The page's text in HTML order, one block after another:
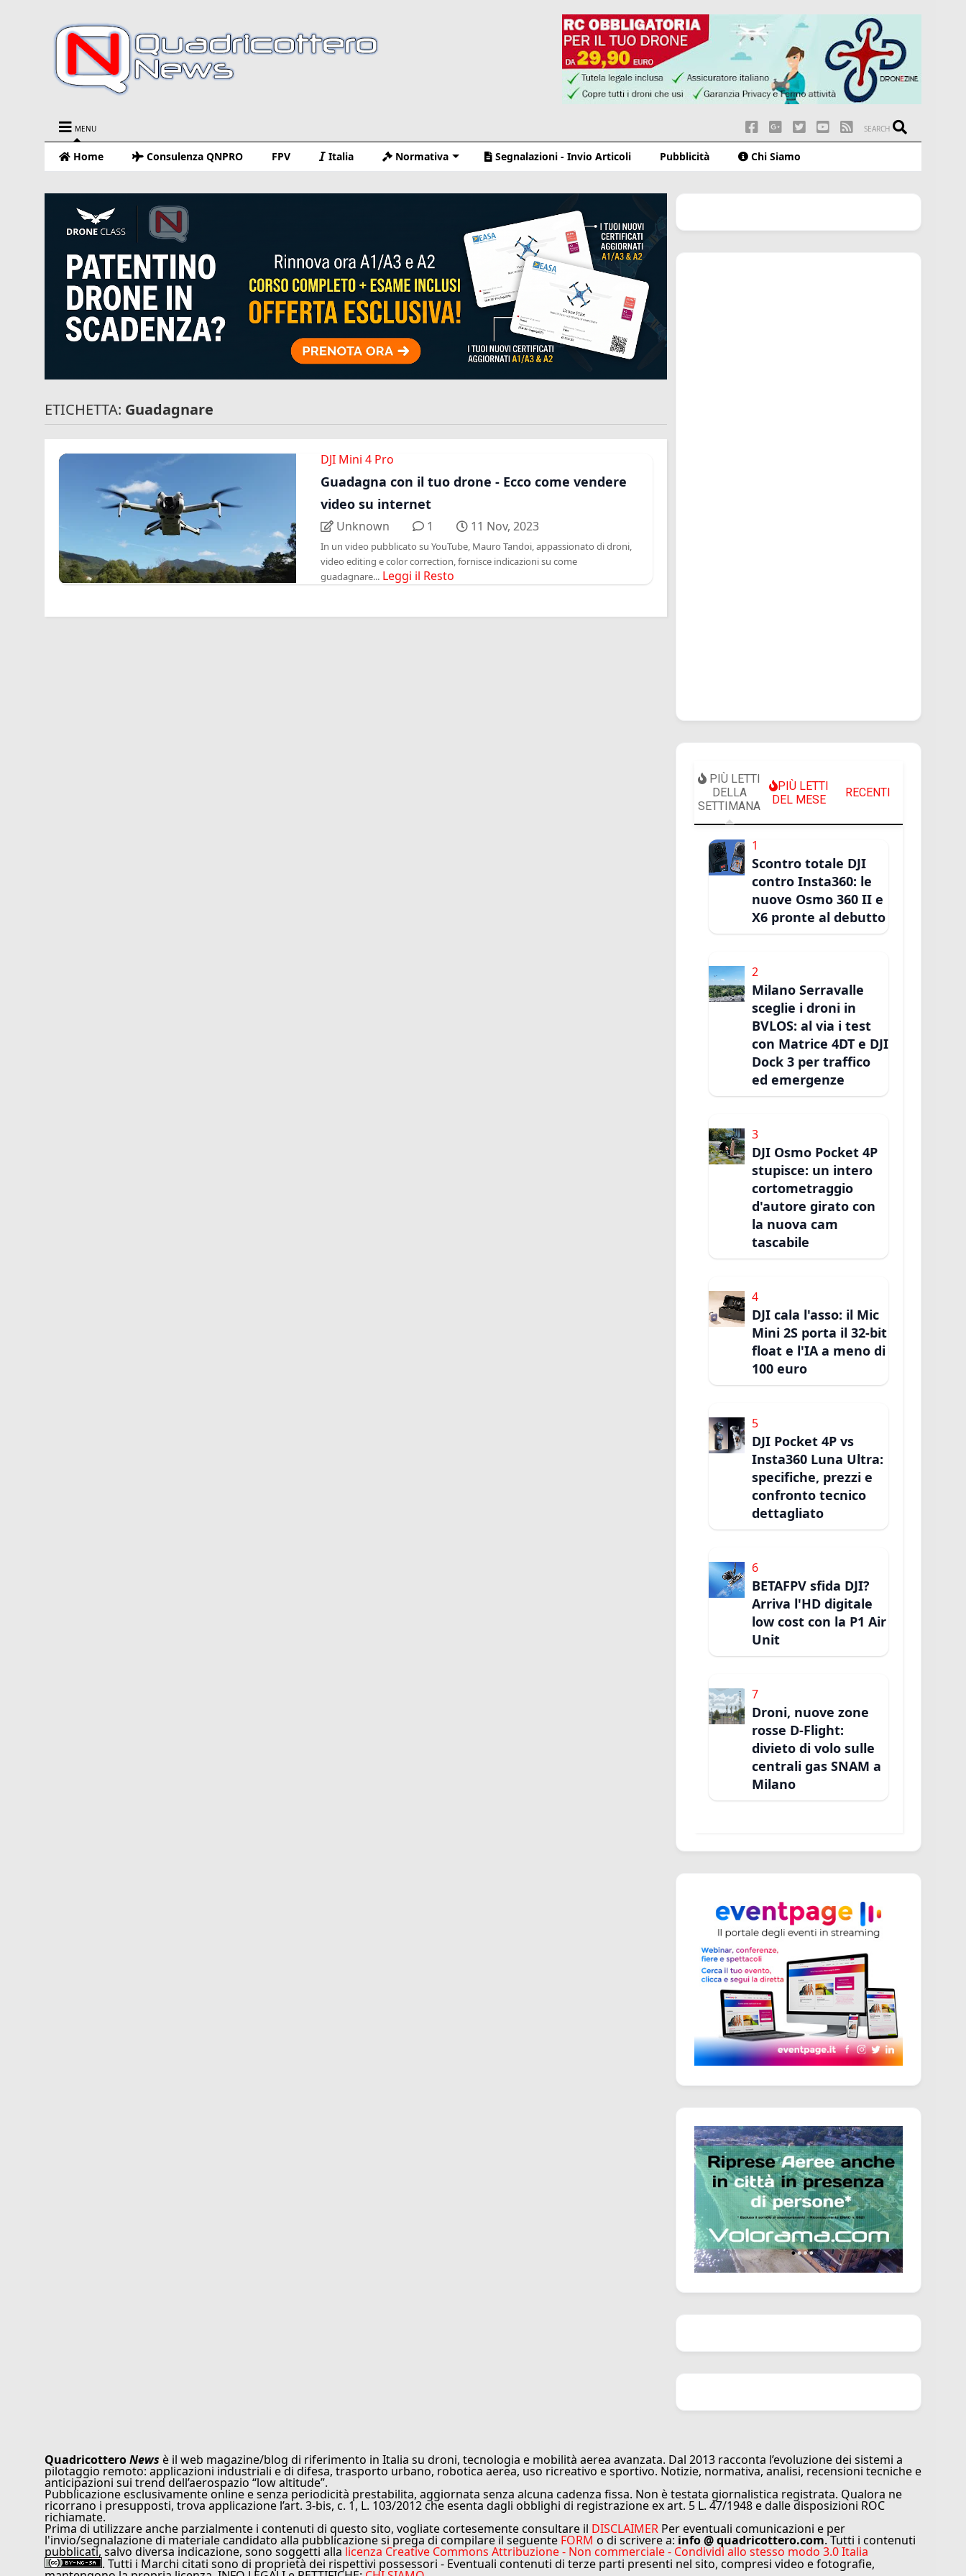
MENU SEARCH
Home Consulenza QNPRO FPV Italia Normativa Segnalazioni - Invio Articoli Pubblicità Chi Siamo
ETICHETTA: Guadagnare
DJI Mini 4 Pro
Guadagna con il tuo drone - Ecco come vendere
video su internet
Unknown 1 11 Nov, 2023
In un video pubblicato su YouTube, Mauro Tandoi, appassionato di droni,
video editing e color correction, fornisce indicazioni su come
guadagnare... Leggi il Resto
PIÙ LETTI
DELLA
SETTIMANA
PIÙ LETTI
DEL MESE
RECENTI
1
Scontro totale DJI
contro Insta360: le
nuove Osmo 360 II e
X6 pronte al debutto
2
Milano Serravalle
sceglie i droni in
BVLOS: al via i test
con Matrice 4DT e DJI
Dock 3 per traffico
ed emergenze
3
DJI Osmo Pocket 4P
stupisce: un intero
cortometraggio
d'autore girato con
la nuova cam
tascabile
4
DJI cala l'asso: il Mic
Mini 2S porta il 32-bit
float e l'IA a meno di
100 euro
5
DJI Pocket 4P vs
Insta360 Luna Ultra:
specifiche, prezzi e
confronto tecnico
dettagliato
6
BETAFPV sfida DJI?
Arriva l'HD digitale
low cost con la P1 Air
Unit
7
Droni, nuove zone
rosse D-Flight:
divieto di volo sulle
centrali gas SNAM a
Milano
QuadricotteroNews è il web magazine/blog di riferimento in Italia su droni, tecnologia e mobilità aerea avanzata. Dal 2013 racconta l’evoluzione dei sistemi a
pilotaggio remoto: applicazioni industriali e di difesa, trasporto urbano, robotica aerea, uso ricreativo e sportivo. Notizie, normativa, analisi, recensioni tecniche e
anticipazioni sui trend dell’aerospazio “low altitude”.
Pubblicazione esclusivamente online e senza periodicità prestabilita, aggiornata senza alcuna cadenza fissa. Non è testata giornalistica registrata. Qualora ne
ricorrano i presupposti, trova applicazione l’art. 3-bis, c. 1, L. 103/2012 che esenta dagli obblighi di registrazione ex art. 5 L. 47/1948 e dalle disposizioni ROC
richiamate.
Prima di utilizzare anche parzialmente i contenuti di questo sito, vogliate cortesemente consultare il DISCLAIMER Per eventuali comunicazioni e per
l'invio/segnalazione di materiale candidato alla pubblicazione si prega di compilare il seguente FORM o di scrivere a: info @ quadricottero.com. Tutti i contenuti
pubblicati, salvo diversa indicazione, sono soggetti alla licenza Creative Commons Attribuzione - Non commerciale - Condividi allo stesso modo 3.0 Italia
. Tutti i Marchi citati sono di proprietà dei rispettivi possessori - Eventuali contenuti di terze parti presenti nel sito, compresi video e fotografie,